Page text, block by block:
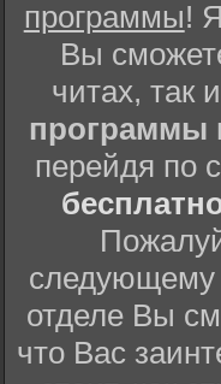
программы!
Вы
читах, так
программы
перейдя по
отделе Вы
что Вас